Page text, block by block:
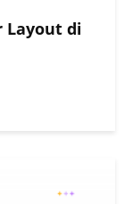
Layout di